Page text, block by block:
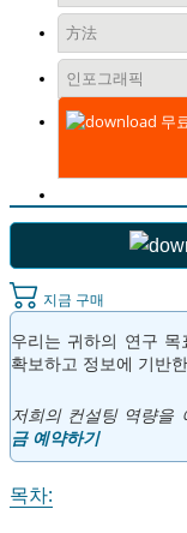
方法
인포그래픽
무
지금 구매
우리는 귀하의 연구
확보하고 정보에 기반
저희의 컨설팅 역량을
금 예약하기
목차: